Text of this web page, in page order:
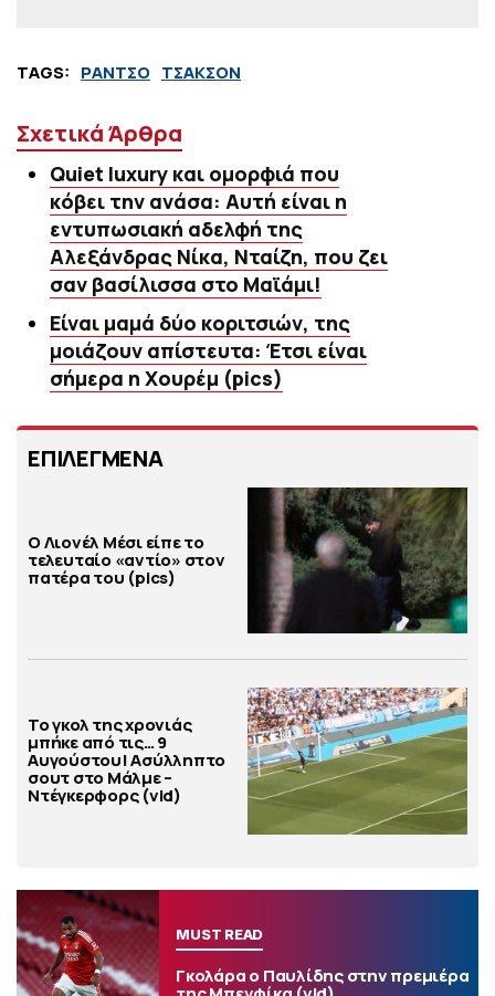
TAGS: ΡΑΝΤΣΟ ΤΣΑΚΣΟΝ
Σχετικά Άρθρα
Quiet luxury και ομορφιά που
κόβει την ανάσα: Αυτή είναι η
εντυπωσιακή αδελφή της
Αλεξάνδρας Νίκα, Νταίζη, που ζει
σαν βασίλισσα στο Μαϊάμι!
Είναι μαμά δύο κοριτσιών, της
μοιάζουν απίστευτα: Έτσι είναι
σήμερα η Χουρέμ (pics)
ΕΠΙΛΕΓΜΕΝΑ
Ο Λιονέλ Μέσι είπε το
τελευταίο «αντίο» στον
πατέρα του (pics)
Το γκολ της χρονιάς
μπήκε από τις… 9
Αυγούστου! Ασύλληπτο
σουτ στο Μάλμε –
Ντέγκερφορς (vid)
MUST READ
Γκολάρα ο Παυλίδης στην πρεμιέρα